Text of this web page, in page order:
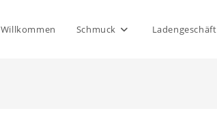
Willkommen Schmuck Ladengeschäft